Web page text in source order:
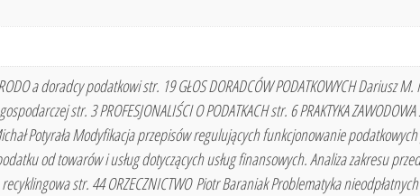
a doradcy podatkowi str. 19 GŁOS DORADCÓW PODATKOWYCH Dariusz
str. 3 PROFESJONALIŚCI O PODATKACH str. 6 PRAKTYKA ZAWODOWA
Potyrała Modyfikacja przepisów regulujących funkcjonowanie
od towarów i usług dotyczących usług finansowych. Analiza zakresu
str. 44 ORZECZNICTWO Piotr Baraniak Problematyka